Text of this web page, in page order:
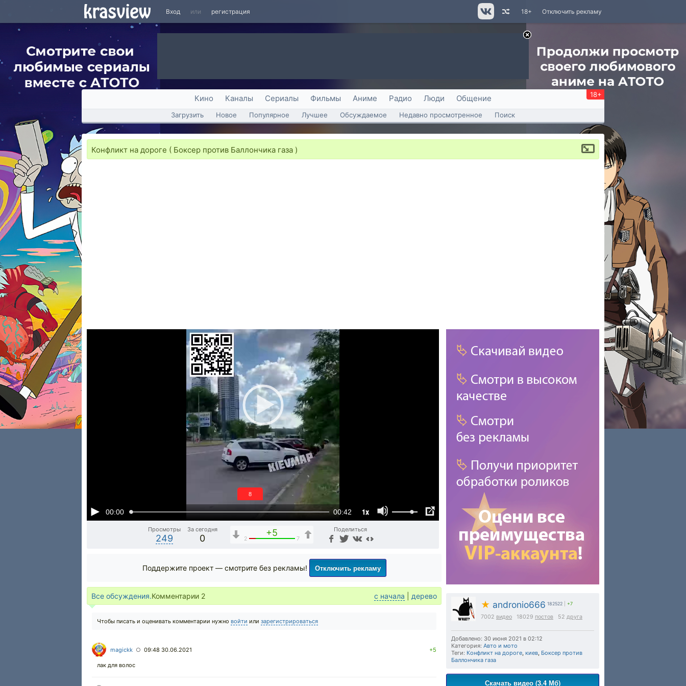
Вход или регистрация Отключить рекламу
18+
Кино Каналы Сериалы Фильмы Аниме Радио Люди Общение 18+
Загрузить Новое Популярное Лучшее Обсуждаемое Недавно просмотренное Поиск
Конфликт на дороге ( Боксер против Баллончика газа )
00:00 00:42 1x
7
Просмотры
249
За сегодня
0
+5
2 7
Поделиться
★ andronio666 182522 +7
7002 видео 18029 постов 52 друга
Добавлено: 30 июня 2021 в 02:12
Категория: Авто и мото
Теги: Конфликт на дороге, киев, Боксер против
Баллончика газа
Скачать видео (3.4 Мб)
Поддержите проект — смотрите без рекламы! Отключить рекламу
Все обсуждения.Комментарии 2 с начала дерево
Чтобы писать и оценивать комментарии нужно войти или зарегистрироваться
magickk ○ 09:48 30.06.2021 +5
лак для волос